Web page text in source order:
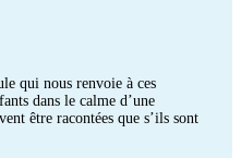
qui nous renvoie à ces
dans le calme d’une
être racontées que s’ils sont